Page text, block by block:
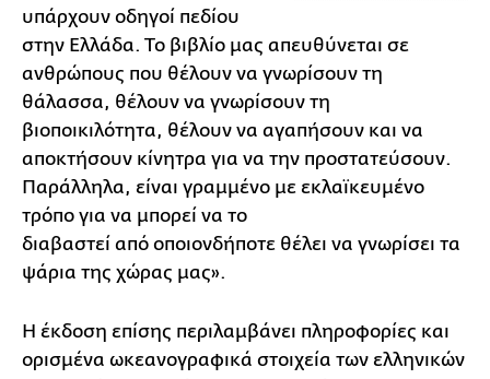
υπάρχουν οδηγοί πεδίου
στην Ελλάδα. Το βιβλίο μας απευθύνεται σε
ανθρώπους που θέλουν να γνωρίσουν τη
θάλασσα, θέλουν να γνωρίσουν τη
βιοποικιλότητα, θέλουν να αγαπήσουν και να
αποκτήσουν κίνητρα για να την προστατεύσουν.
Παράλληλα, είναι γραμμένο με εκλαϊκευμένο
τρόπο για να μπορεί να το
διαβαστεί από οποιονδήποτε θέλει να γνωρίσει τα
ψάρια της χώρας μας».
Η έκδοση επίσης περιλαμβάνει πληροφορίες και
ορισμένα ωκεανογραφικά στοιχεία των ελληνικών